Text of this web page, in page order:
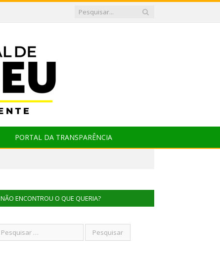
PORTAL DA TRANSPARÊNCIA
NÃO ENCONTROU O QUE QUERIA?